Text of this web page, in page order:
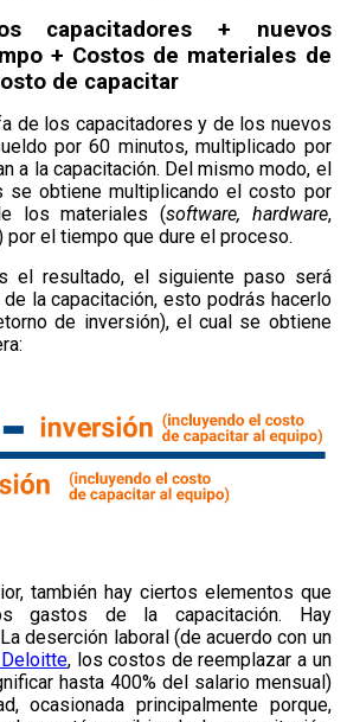
capacitadores + nuevos
+ Costos de materiales de
de capacitar
de los capacitadores y de los nuevos
por 60 minutos, multiplicado por
a la capacitación. Del mismo modo, el
se obtiene multiplicando el costo por
los materiales (software, hardware,
por el tiempo que dure el proceso.
el resultado, el siguiente paso será
la capacitación, esto podrás hacerlo
de inversión), el cual se obtiene
también hay ciertos elementos que
gastos de la capacitación. Hay
deserción laboral (de acuerdo con un
, los costos de reemplazar a un
hasta 400% del salario mensual)
ocasionada principalmente porque,